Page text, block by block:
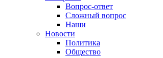
Вопрос-ответ
Сложный вопрос
Наши
Новости
Политика
Общество